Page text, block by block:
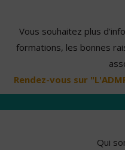
Vous souhaitez plus
formations, les bonnes
Rendez-vous sur
Qui